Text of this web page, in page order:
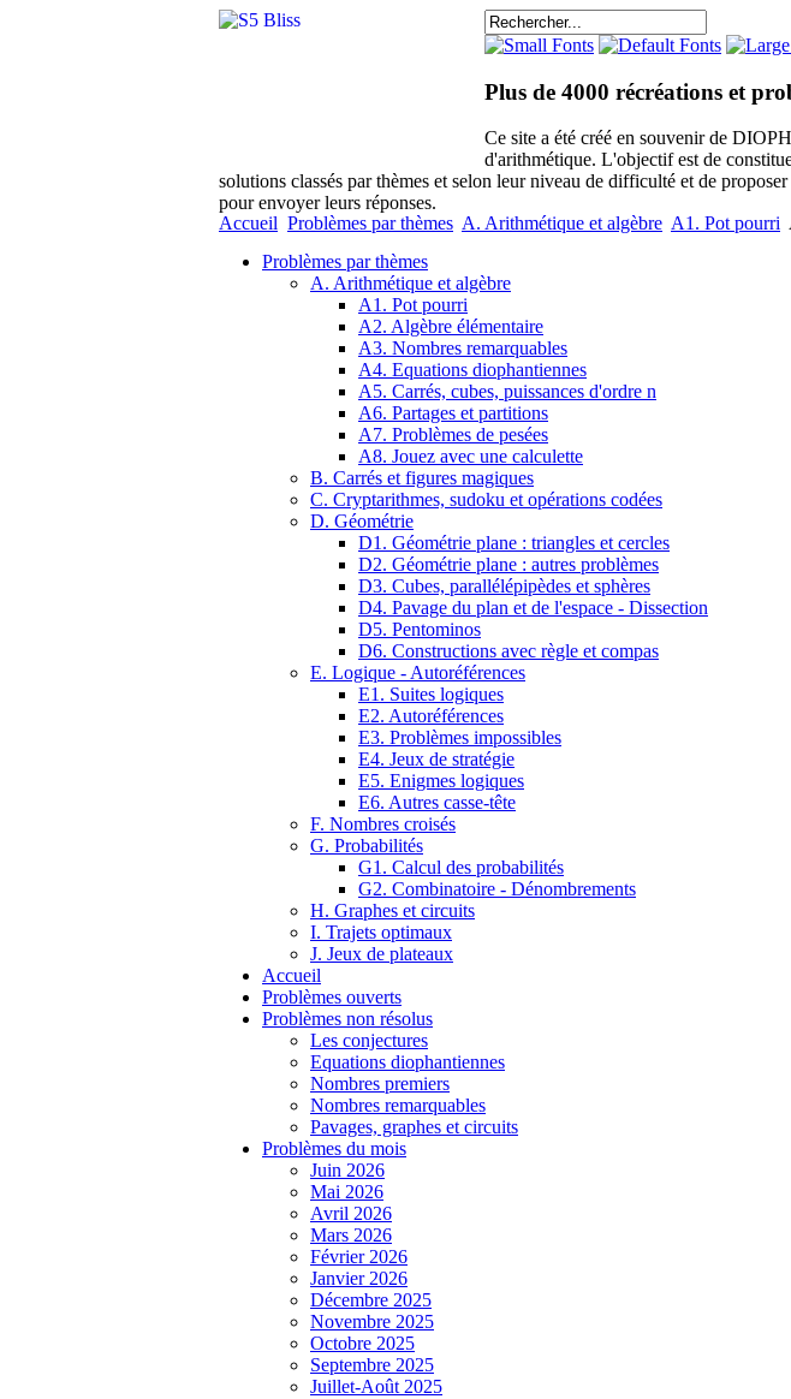
Plus de 4000 récréations et
Ce site a été créé en souvenir de
d'arithmétique. L'objectif est de
solutions classés par thèmes et selon leur niveau de difficulté et de
pour envoyer leurs réponses.
Accueil Problèmes par thèmes A. Arithmétique et algèbre A1. Pot pourri
Problèmes par thèmes
A. Arithmétique et algèbre
A1. Pot pourri
A2. Algèbre élémentaire
A3. Nombres remarquables
A4. Equations diophantiennes
A5. Carrés, cubes, puissances d'ordre n
A6. Partages et partitions
A7. Problèmes de pesées
A8. Jouez avec une calculette
B. Carrés et figures magiques
C. Cryptarithmes, sudoku et opérations codées
D. Géométrie
D1. Géométrie plane : triangles et cercles
D2. Géométrie plane : autres problèmes
D3. Cubes, parallélépipèdes et sphères
D4. Pavage du plan et de l'espace - Dissection
D5. Pentominos
D6. Constructions avec règle et compas
E. Logique - Autoréférences
E1. Suites logiques
E2. Autoréférences
E3. Problèmes impossibles
E4. Jeux de stratégie
E5. Enigmes logiques
E6. Autres casse-tête
F. Nombres croisés
G. Probabilités
G1. Calcul des probabilités
G2. Combinatoire - Dénombrements
H. Graphes et circuits
I. Trajets optimaux
J. Jeux de plateaux
Accueil
Problèmes ouverts
Problèmes non résolus
Les conjectures
Equations diophantiennes
Nombres premiers
Nombres remarquables
Pavages, graphes et circuits
Problèmes du mois
Juin 2026
Mai 2026
Avril 2026
Mars 2026
Février 2026
Janvier 2026
Décembre 2025
Novembre 2025
Octobre 2025
Septembre 2025
Juillet-Août 2025